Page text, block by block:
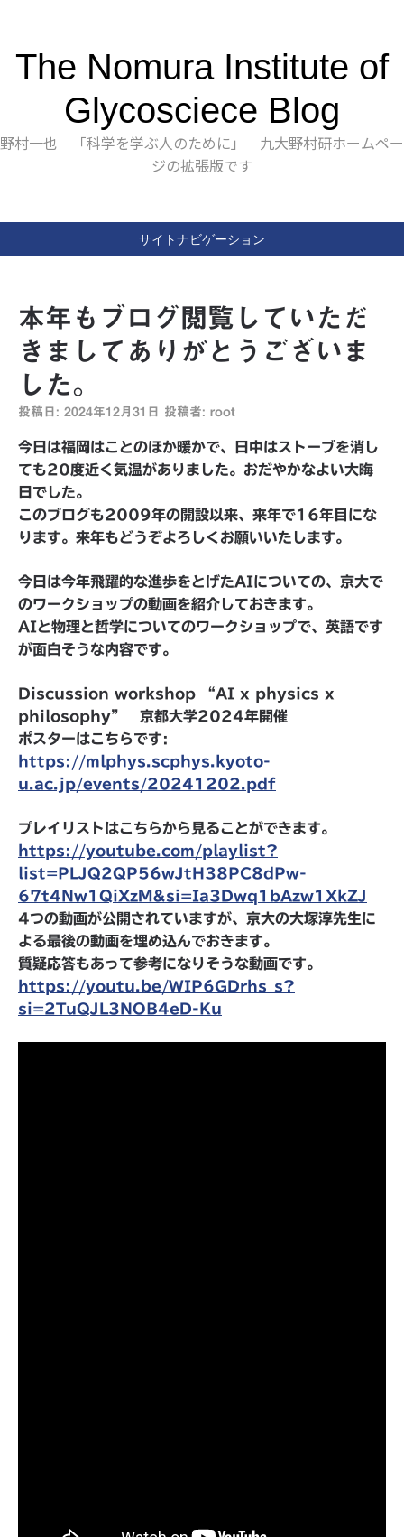
The Nomura Institute of
Glycosciece Blog
野村一也 「科学を学ぶ人のために」 九大野村研ホームペー
ジの拡張版です
サイトナビゲーション
本年もブログ閲覧していただ
きましてありがとうございま
した。
投稿日: 2024年12月31日 投稿者: root
今日は福岡はことのほか暖かで、日中はストーブを消し
ても20度近く気温がありました。おだやかなよい大晦
日でした。
このブログも2009年の開設以来、来年で16年目にな
ります。来年もどうぞよろしくお願いいたします。
今日は今年飛躍的な進歩をとげたAIについての、京大で
のワークショップの動画を紹介しておきます。
AIと物理と哲学についてのワークショップで、英語です
が面白そうな内容です。
Discussion workshop “AI x physics x
philosophy” 京都大学2024年開催
ポスターはこちらです:
https://mlphys.scphys.kyoto-
u.ac.jp/events/20241202.pdf
プレイリストはこちらから見ることができます。
https://youtube.com/playlist?
list=PLJQ2QP56wJtH38PC8dPw-
67t4Nw1QiXzM&si=Ia3Dwq1bAzw1XkZJ
4つの動画が公開されていますが、京大の大塚淳先生に
よる最後の動画を埋め込んでおきます。
質疑応答もあって参考になりそうな動画です。
https://youtu.be/WIP6GDrhs_s?
si=2TuQJL3NOB4eD-Ku